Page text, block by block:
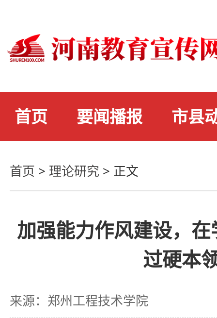
首页 要闻播报 市县
首页 > 理论研究 > 正文
加强能力作风建设，
过硬本
来源：郑州工程技术学院